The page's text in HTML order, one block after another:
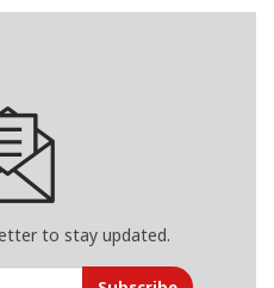
to stay updated.